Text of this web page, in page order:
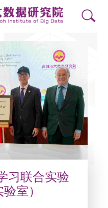
习联合实验
室）